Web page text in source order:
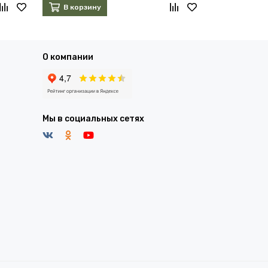
В корзину
О компании
Мы в социальных сетях